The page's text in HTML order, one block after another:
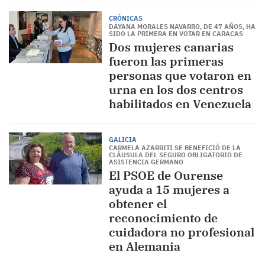
CRÓNICAS
DAYANA MORALES NAVARRO, DE 47 AÑOS, HA
SIDO LA PRIMERA EN VOTAR EN CARACAS
Dos mujeres canarias
fueron las primeras
personas que votaron en
urna en los dos centros
habilitados en Venezuela
GALICIA
CARMELA AZARRITI SE BENEFICIÓ DE LA
CLÁUSULA DEL SEGURO OBLIGATORIO DE
ASISTENCIA GERMANO
El PSOE de Ourense
ayuda a 15 mujeres a
obtener el
reconocimiento de
cuidadora no profesional
en Alemania